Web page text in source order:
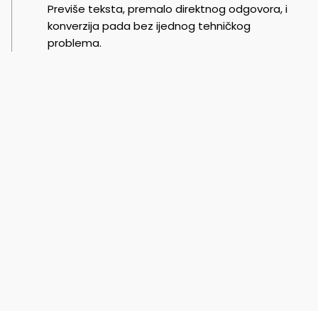
Previše teksta, premalo direktnog odgovora, i
konverzija pada bez ijednog tehničkog
problema.